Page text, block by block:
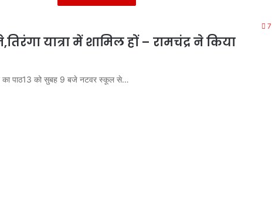
7
यात्रा में शामिल हों – रामचंद्र ने किया
का पाठ13 को सुबह 9 बजे नटवर स्कूल से…